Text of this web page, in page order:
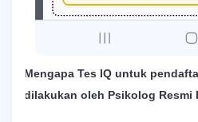
Mengapa Tes IQ untuk
dilakukan oleh Psikolog Resmi